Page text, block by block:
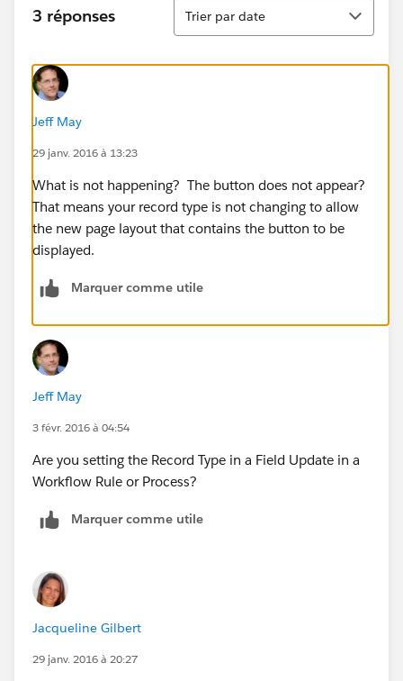
3 réponses
Tri
Trier par date
Jeff May
29 janv. 2016 à 13:23
What is not happening? The button does not appear?
That means your record type is not changing to allow
the new page layout that contains the button to be
displayed.
Marquer comme utile
Jeff May
3 févr. 2016 à 04:54
Are you setting the Record Type in a Field Update in a
Workflow Rule or Process?
Marquer comme utile
Jacqueline Gilbert
29 janv. 2016 à 20:27